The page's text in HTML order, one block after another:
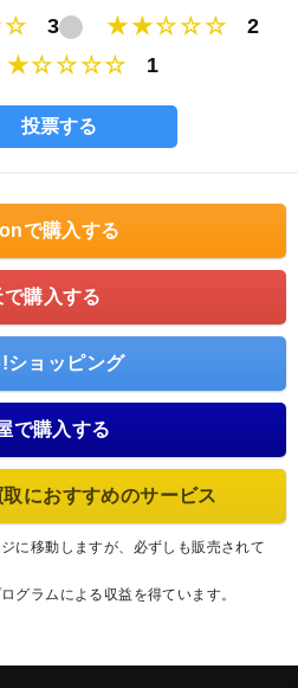
3 ★★☆☆☆
2
★☆☆☆☆
1
で購入する
で購入する
ショッピング
で購入する
におすすめのサービス
に移動しますが、必ずしも販売されて
グラムによる収益を得ています。